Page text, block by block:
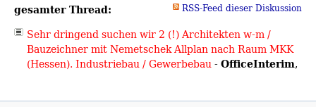
gesamter Thread: RSS-Feed dieser Diskussion
Sehr dringend suchen wir 2 (!) Architekten w-m /
Bauzeichner mit Nemetschek Allplan nach Raum MKK
(Hessen). Industriebau / Gewerbebau- OfficeInterim,